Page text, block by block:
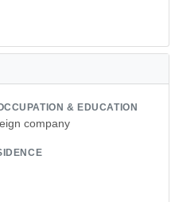
& EDUCATION
company